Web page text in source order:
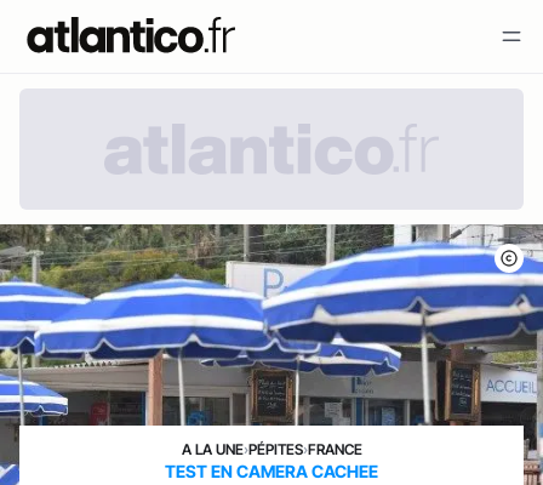
A LA UNE›PÉPITES›FRANCE
TEST EN CAMERA CACHEE